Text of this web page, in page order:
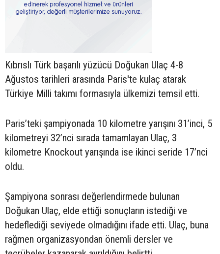
Kıbrıslı Türk başarılı yüzücü Doğukan Ulaç 4-8
Ağustos tarihleri arasında Paris'te kulaç atarak
Türkiye Milli takımı formasıyla ülkemizi temsil etti.
Paris’teki şampiyonada 10 kilometre yarışını 31’inci, 5
kilometreyi 32’nci sırada tamamlayan Ulaç, 3
kilometre Knockout yarışında ise ikinci seride 17’nci
oldu.
Şampiyona sonrası değerlendirmede bulunan
Doğukan Ulaç, elde ettiği sonuçların istediği ve
hedeflediği seviyede olmadığını ifade etti. Ulaç, buna
rağmen organizasyondan önemli dersler ve